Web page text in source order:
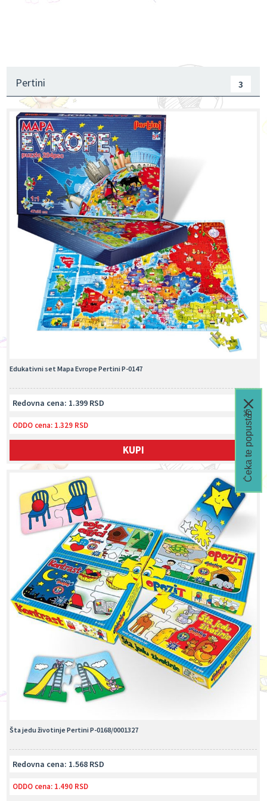
Pertini 3
Edukativni set Mapa Evrope Pertini P-0147
Redovna cena: 1.399 RSD
ODDO cena: 1.329 RSD
KUPI
Šta jedu životinje Pertini P-0168/0001327
Redovna cena: 1.568 RSD
ODDO cena: 1.490 RSD
Čeka te popust🎁